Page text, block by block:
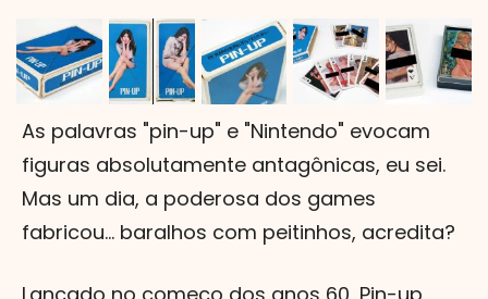
As palavras "pin-up" e "Nintendo" evocam
figuras absolutamente antagônicas, eu sei.
Mas um dia, a poderosa dos games
fabricou... baralhos com peitinhos, acredita?